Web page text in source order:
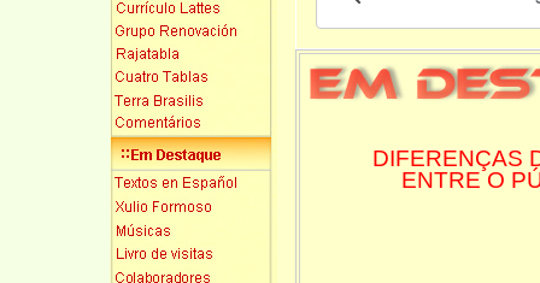
DIFERENÇAS
ENTRE O